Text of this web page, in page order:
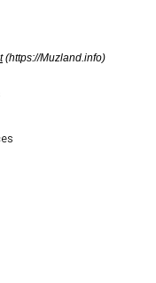
(https://Muzland.info)